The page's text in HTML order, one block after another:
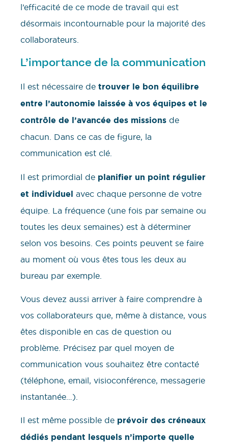
l’efficacité de ce mode de travail qui est
désormais incontournable pour la majorité des
collaborateurs.
L’importance de la communication
Il est nécessaire de trouver le bon équilibre
entre l’autonomie laissée à vos équipes et le
contrôle de l’avancée des missions de
chacun. Dans ce cas de figure, la
communication est clé.
Il est primordial de planifier un point régulier
et individuel avec chaque personne de votre
équipe. La fréquence (une fois par semaine ou
toutes les deux semaines) est à déterminer
selon vos besoins. Ces points peuvent se faire
au moment où vous êtes tous les deux au
bureau par exemple.
Vous devez aussi arriver à faire comprendre à
vos collaborateurs que, même à distance, vous
êtes disponible en cas de question ou
problème. Précisez par quel moyen de
communication vous souhaitez être contacté
(téléphone, email, visioconférence, messagerie
instantanée…).
Il est même possible de prévoir des créneaux
dédiés pendant lesquels n’importe quelle